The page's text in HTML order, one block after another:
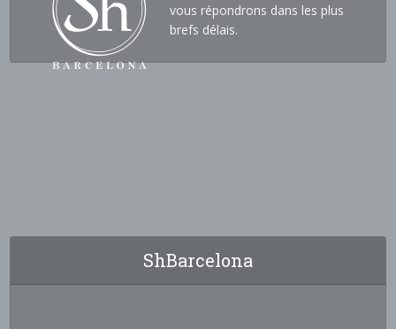
vous répondrons dans les plus
brefs délais.
ShBarcelona